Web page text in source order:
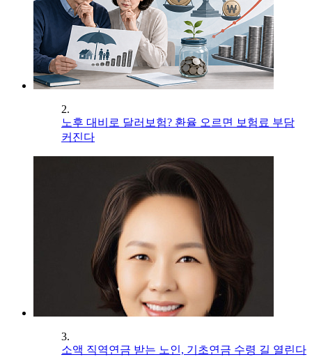
2.
노후 대비로 달러보험? 환율 오르면 보험료 부담
커진다
3.
소액 직역연금 받는 노인, 기초연금 수령 길 열린다